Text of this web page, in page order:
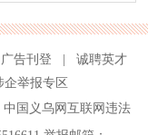
广告刊登
诚聘英才
企举报专区
中国义乌网互联网违法